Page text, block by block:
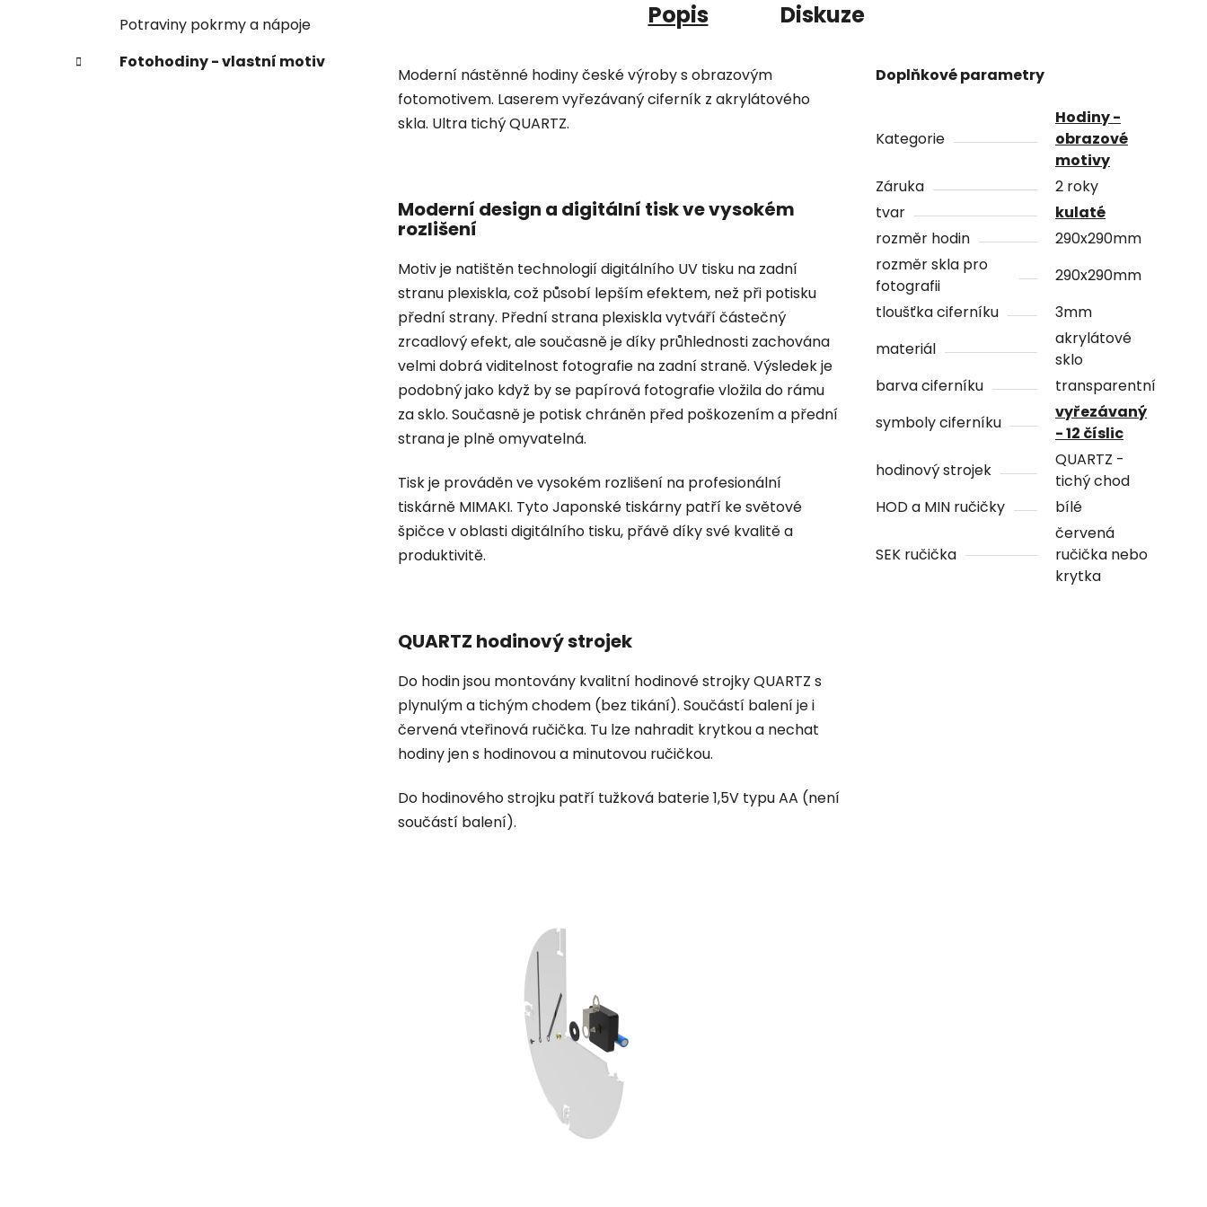
Potraviny pokrmy a nápoje
Fotohodiny - vlastní motiv
Popis Diskuze
Moderní nástěnné hodiny české výroby s obrazovým
fotomotivem. Laserem vyřezávaný ciferník z akrylátového
skla. Ultra tichý QUARTZ.
Moderní design a digitální tisk ve vysokém
rozlišení
Motiv je natištěn technologií digitálního UV tisku na zadní
stranu plexiskla, což působí lepším efektem, než při potisku
přední strany. Přední strana plexiskla vytváří částečný
zrcadlový efekt, ale současně je díky průhlednosti zachována
velmi dobrá viditelnost fotografie na zadní straně. Výsledek je
podobný jako když by se papírová fotografie vložila do rámu
za sklo. Současně je potisk chráněn před poškozením a přední
strana je plně omyvatelná.
Tisk je prováděn ve vysokém rozlišení na profesionální
tiskárně MIMAKI. Tyto Japonské tiskárny patří ke světové
špičce v oblasti digitálního tisku, přávě díky své kvalitě a
produktivitě.
QUARTZ hodinový strojek
Do hodin jsou montovány kvalitní hodinové strojky QUARTZ s
plynulým a tichým chodem (bez tikání). Součástí balení je i
červená vteřinová ručička. Tu lze nahradit krytkou a nechat
hodiny jen s hodinovou a minutovou ručičkou.
Do hodinového strojku patří tužková baterie 1,5V typu AA (není
součástí balení).
Doplňkové parametry
Kategorie
Hodiny -
obrazové
motivy
Záruka
2 roky
tvar
kulaté
rozměr hodin
290x290mm
rozměr skla pro
fotografii
290x290mm
tloušťka ciferníku
3mm
materiál
akrylátové
sklo
barva ciferníku
transparentní
symboly ciferníku
vyřezávaný
- 12 číslic
hodinový strojek
QUARTZ -
tichý chod
HOD a MIN ručičky
bílé
SEK ručička
červená
ručička nebo
krytka